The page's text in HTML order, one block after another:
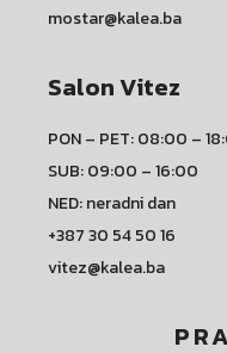
mostar@kalea.ba
Salon Vitez
PON – PET: 08:00 –
SUB: 09:00 – 16:00
NED: neradni dan
+387 30 54 50 16
vitez@kalea.ba